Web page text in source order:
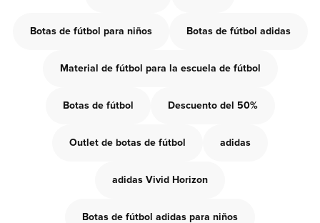
Botas de fútbol para niños Botas de fútbol adidas
Material de fútbol para la escuela de fútbol
Botas de fútbol Descuento del 50%
Outlet de botas de fútbol adidas
adidas Vivid Horizon
Botas de fútbol adidas para niños